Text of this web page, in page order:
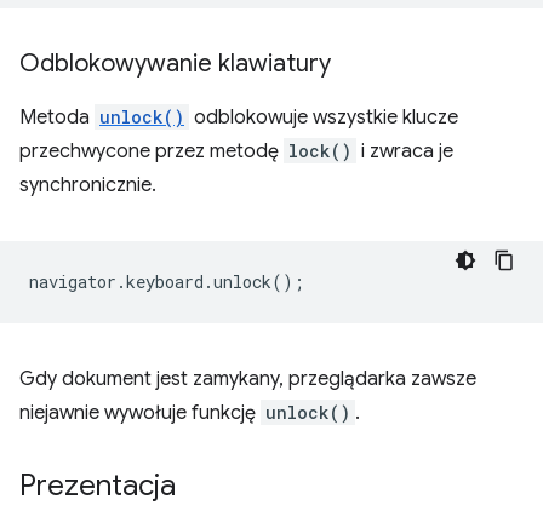
Odblokowywanie klawiatury
Metoda unlock() odblokowuje wszystkie klucze
przechwycone przez metodę lock() i zwraca je
synchronicznie.
navigator .keyboard .unlock();
Gdy dokument jest zamykany, przeglądarka zawsze
niejawnie wywołuje funkcję unlock() .
Prezentacja